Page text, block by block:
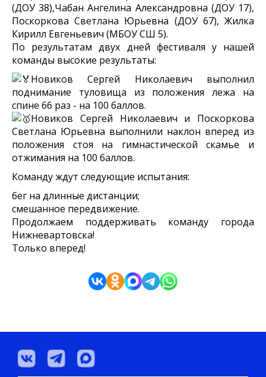
(ДОУ 38),Чабан Ангелина Александровна (ДОУ 17),
Поскоркова Светлана Юрьевна (ДОУ 67), Жилка
Кирилл Евгеньевич (МБОУ СШ 5).
По результатам двух дней фестиваля у нашей
команды высокие результаты:
Новиков Сергей Николаевич выполнил
поднимание туловища из положения лежа на
спине 66 раз - на 100 баллов.
Новиков Сергей Николаевич и Поскоркова
Светлана Юрьевна выполнили наклон вперед из
положения стоя на гимнастической скамье и
отжимания на 100 баллов.
Команду ждут следующие испытания:
бег на длинные дистанции;
смешанное передвижение.
Продолжаем поддерживать команду города
Нижневартовска!
Только вперед!